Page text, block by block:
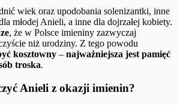
wiek oraz upodobania solenizantki, inne
młodej Anieli, a inne dla dojrzałej kobiety.
, że w Polsce imieniny zazwyczaj
niż urodziny. Z tego powodu
kosztowny – najważniejsza jest pamięć
troska.
Anieli z okazji imienin?